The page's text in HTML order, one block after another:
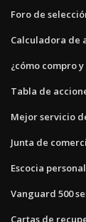
Foro de
Calculadora de
¿cómo compro
Tabla de
Mejor servicio
Junta de
Escocia
Vanguard 500
Cartas de